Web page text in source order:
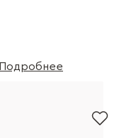
Подробнее